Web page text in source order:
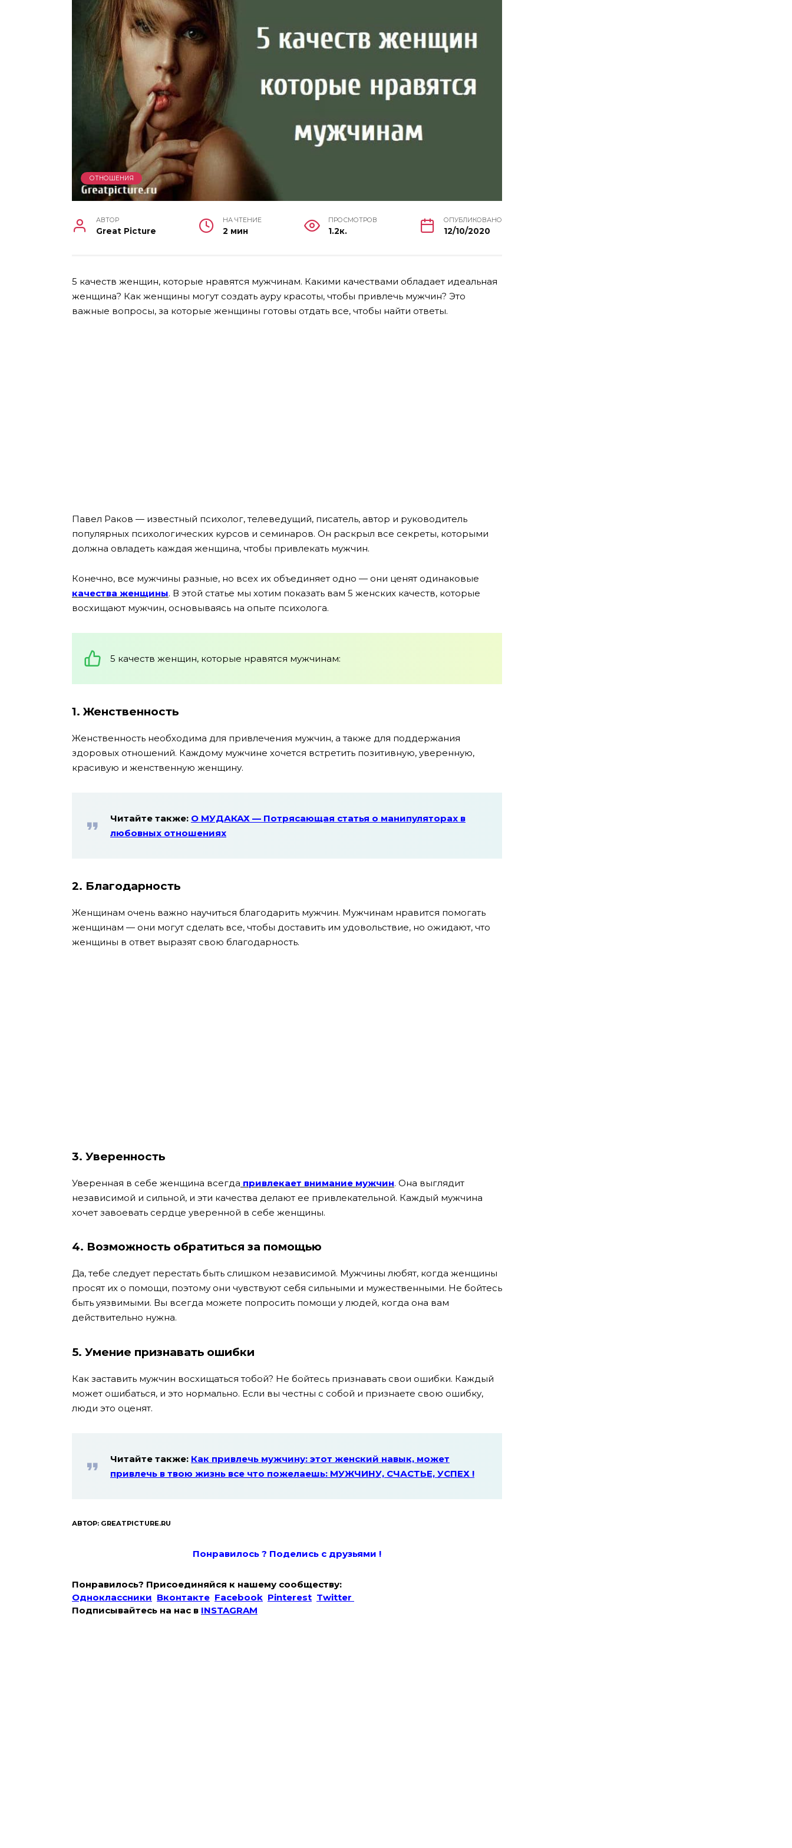
ОТНОШЕНИЯ
АВТОР
Great Picture
НА ЧТЕНИЕ
2 мин
ПРОСМОТРОВ
1.2к.
ОПУБЛИКОВАНО
12/10/2020
5 качеств женщин, которые нравятся мужчинам. Какими качествами обладает идеальная
женщина? Как женщины могут создать ауру красоты, чтобы привлечь мужчин? Это
важные вопросы, за которые женщины готовы отдать все, чтобы найти ответы.
Павел Раков — известный психолог, телеведущий, писатель, автор и руководитель
популярных психологических курсов и семинаров. Он раскрыл все секреты, которыми
должна овладеть каждая женщина, чтобы привлекать мужчин.
Конечно, все мужчины разные, но всех их объединяет одно — они ценят одинаковые
качества женщины. В этой статье мы хотим показать вам 5 женских качеств, которые
восхищают мужчин, основываясь на опыте психолога.
5 качеств женщин, которые нравятся мужчинам:
1. Женственность
Женственность необходима для привлечения мужчин, а также для поддержания
здоровых отношений. Каждому мужчине хочется встретить позитивную, уверенную,
красивую и женственную женщину.
Читайте также: О МУДАКАХ — Потрясающая статья о манипуляторах в
любовных отношениях
2. Благодарность
Женщинам очень важно научиться благодарить мужчин. Мужчинам нравится помогать
женщинам — они могут сделать все, чтобы доставить им удовольствие, но ожидают, что
женщины в ответ выразят свою благодарность.
3. Уверенность
Уверенная в себе женщина всегда привлекает внимание мужчин. Она выглядит
независимой и сильной, и эти качества делают ее привлекательной. Каждый мужчина
хочет завоевать сердце уверенной в себе женщины.
4. Возможность обратиться за помощью
Да, тебе следует перестать быть слишком независимой. Мужчины любят, когда женщины
просят их о помощи, поэтому они чувствуют себя сильными и мужественными. Не бойтесь
быть уязвимыми. Вы всегда можете попросить помощи у людей, когда она вам
действительно нужна.
5. Умение признавать ошибки
Как заставить мужчин восхищаться тобой? Не бойтесь признавать свои ошибки. Каждый
может ошибаться, и это нормально. Если вы честны с собой и признаете свою ошибку,
люди это оценят.
Читайте также: Как привлечь мужчину: этот женский навык, может
привлечь в твою жизнь все что пожелаешь: МУЖЧИНУ, СЧАСТЬЕ, УСПЕХ !
АВТОР: GREATPICTURE.RU
Понравилось ? Поделись с друзьями !
Понравилось? Присоединяйся к нашему сообществу:
Одноклассники Вконтакте Facebook Pinterest Twitter
Подписывайтесь на наc в INSTAGRAM